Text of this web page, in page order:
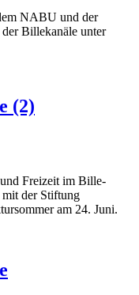
NABU und der
Billekanäle unter
(2)
Freizeit im Bille-
mit der Stiftung
am 24. Juni.